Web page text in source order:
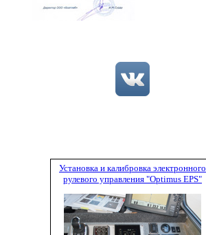
Установка и калибровка электронного
рулевого управления "Optimus EPS"